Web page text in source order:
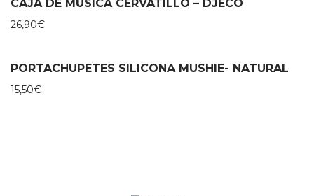
CAJA DE MÚSICA CERVATILLO – DJECO
26,90€
PORTACHUPETES SILICONA MUSHIE- NATURAL
15,50€